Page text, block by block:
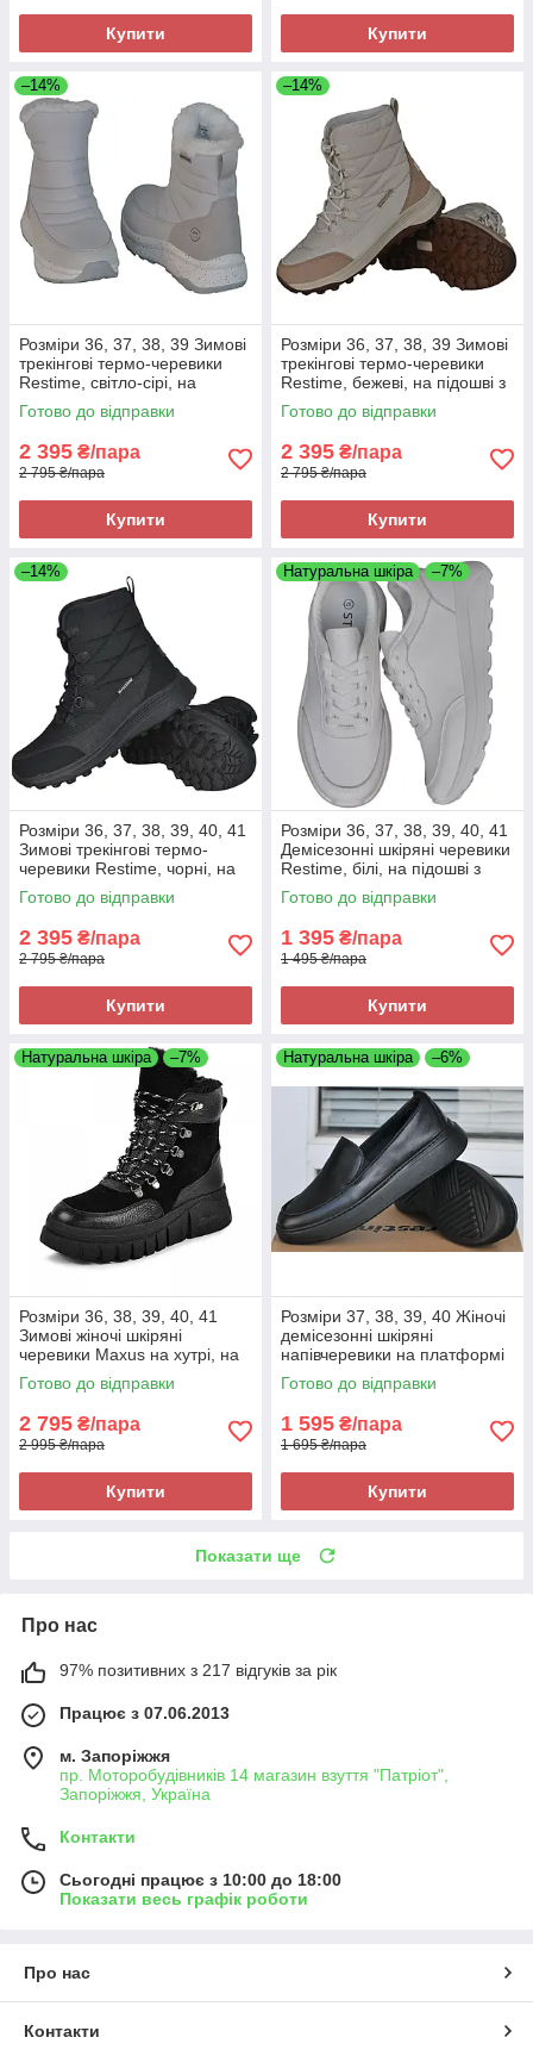
Купити Купити
–14%
Розміри 36, 37, 38, 39 Зимові
трекінгові термо-черевики
Restime, світло-сірі, на
підошві з піни, легкі та зручні
Готово до відправки
2 395 ₴/пара
2 795 ₴/пара
Купити
–14%
Розміри 36, 37, 38, 39 Зимові
трекінгові термо-черевики
Restime, бежеві, на підошві з
піни, легкі та зручні
Готово до відправки
2 395 ₴/пара
2 795 ₴/пара
Купити
–14%
Розміри 36, 37, 38, 39, 40, 41
Зимові трекінгові термо-
черевики Restime, чорні, на
підошві з піни, легкі та зручні
Готово до відправки
2 395 ₴/пара
2 795 ₴/пара
Купити
Натуральна шкіра –7%
Розміри 36, 37, 38, 39, 40, 41
Демісезонні шкіряні черевики
Restime, білі, на підошві з
піни, легкі та зручні
Готово до відправки
1 395 ₴/пара
1 495 ₴/пара
Купити
Натуральна шкіра –7%
Розміри 36, 38, 39, 40, 41
Зимові жіночі шкіряні
черевики Maxus на хутрі, на
платформі, чорні Maxus 2000
Готово до відправки
2 795 ₴/пара
2 995 ₴/пара
Купити
Натуральна шкіра –6%
Розміри 37, 38, 39, 40 Жіночі
демісезонні шкіряні
напівчеревики на платформі
з піни, чорні, легкі та зручні
Готово до відправки
1 595 ₴/пара
1 695 ₴/пара
Купити
Показати ще
Про нас
97% позитивних з 217 відгуків за рік
Працює з 07.06.2013
м. Запоріжжя
пр. Моторобудівників 14 магазин взуття "Патріот",
Запоріжжя, Україна
Контакти
Сьогодні працює з 10:00 до 18:00
Показати весь графік роботи
Про нас
Контакти